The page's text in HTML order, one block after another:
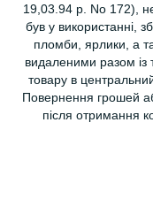
19,03.94 р. No 172),
був у використанні,
пломби, ярлики, а
видаленими разом із
товару в
Повернення грошей
після отримання